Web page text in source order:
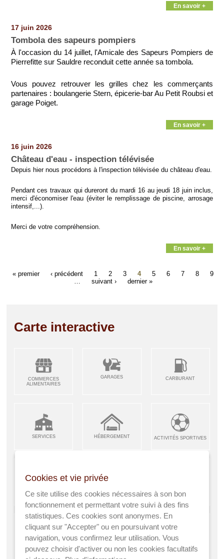
En savoir +
17 juin 2026
Tombola des sapeurs pompiers
À l'occasion du 14 juillet, l'Amicale des Sapeurs Pompiers de
Pierrefitte sur Sauldre reconduit cette année sa tombola.
Vous pouvez retrouver les grilles chez les commerçants
partenaires : boulangerie Stern, épicerie-bar Au Petit Roubsi et
garage Poiget.
En savoir +
16 juin 2026
Château d'eau - inspection télévisée
Depuis hier nous procédons à l'inspection télévisée du château d'eau.
Pendant ces travaux qui dureront du mardi 16 au jeudi 18 juin inclus,
merci d'économiser l'eau (éviter le remplissage de piscine, arrosage
intensif,...).
Merci de votre compréhension.
En savoir +
« premier ‹ précédent 1 2 3 4 5 6 7 8
9
suivant › dernier »
Carte interactive
COMMERCES
ALIMENTAIRES
GARAGES CARBURANT
SERVICES HÉBERGEMENT ACTIVITÉS SPORTIVES
ARTISANS &
INDUSTRIES
RESTAURANTS CAFÉS ENFANCE JEUNESSE
A VISITER SANTÉ AGRICULTEURS
Cookies et vie privée
Ce site utilise des cookies nécessaires à son bon
fonctionnement et permettant votre suivi à des fins
statistiques. Ces cookies sont anonymes. En
cliquant sur "Accepter" ou en poursuivant votre
navigation, vous confirmez leur utilisation. Vous
pouvez choisir d'activer ou non les cookies facultatifs